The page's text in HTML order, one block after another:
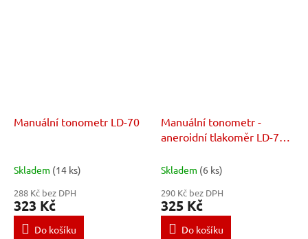
Manuální tonometr LD-70
Skladem (14 ks)
288 Kč bez DPH
323 Kč
Do košíku
Manuální tonometr -
aneroidní tlakoměr LD-70
Skladem (6 ks)
290 Kč bez DPH
325 Kč
Do košíku